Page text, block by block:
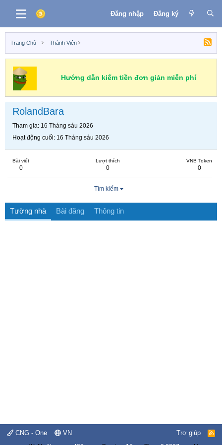
Đăng nhập Đăng ký
Trang Chủ Thành Viên
Hướng dẫn kiếm tiền đơn giản miễn phí
RolandBara
Tham gia 16 Tháng sáu 2026
Hoạt động cuối 16 Tháng sáu 2026
Bài viết
0
Lượt thích
0
VNB Token
0
Tìm kiếm
Tường nhà Bài đăng Thông tin
CNG - One VN Trợ giúp
R